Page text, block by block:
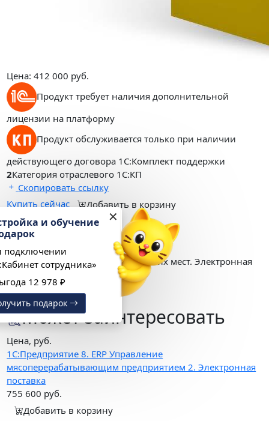
Цена:412 000 руб.
Продукт требует наличия дополнительной
лицензии на платформу
Продукт обслуживается только при наличии
действующего договора 1С:Комплект поддержки
2Категория отраслевого 1С:КП
Скопировать ссылку
Купить сейчас
Добавить в корзину
Описание
Клиентская лицензия на 50 рабочих мест. Электронная
Подробное описание
Может заинтересовать
Цена, руб.
1C:Предприятие 8. ERP Управление
мясоперерабатывающим предприятием 2. Электронная
поставка
755 600 руб.
Добавить в корзину
✕
Настройка и обучение
в подарок
При подключении
«1С:Кабинет сотрудника»
Выгода 12 978 ₽
Получить подарок